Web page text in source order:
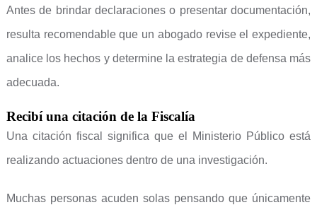
Antes de brindar declaraciones o presentar documentación,
resulta recomendable que un abogado revise el expediente,
analice los hechos y determine la estrategia de defensa más
adecuada.
Recibí una citación de la Fiscalía
Una citación fiscal significa que el Ministerio Público está
realizando actuaciones dentro de una investigación.
Muchas personas acuden solas pensando que únicamente